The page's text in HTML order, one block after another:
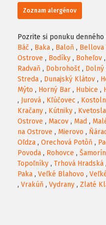
Zoznam alergénov
Pozrite si ponuku denného
Báč , Baka , Baloň , Bellova
Ostrove , Bodíky , Boheľov ,
Radvaň , Dobrohošť , Dolný
Streda , Dunajský Klátov ,
Mýto , Horný Bar , Hubice ,
, Jurová , Kľúčovec ,
Kračany , Kútniky ,
Ostrove , Macov , Mad ,
na Ostrove , Mierovo ,
Oľdza , Orechová Potôň ,
Povoda , Rohovce , Šamorín
Topoľníky , Trhová Hradská ,
Paka , Veľké Blahovo ,
, Vrakúň , Vydrany , Zlaté